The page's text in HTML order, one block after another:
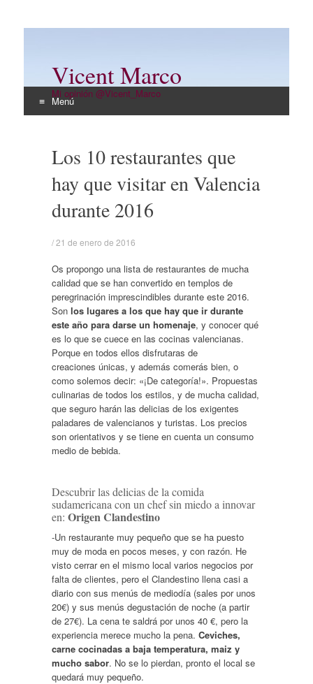
Vicent Marco
Mi opinión @Vicent_Marco
Menú
contenidoLos 10 restaurantes que
hay que visitar en Valencia
durante 2016
/21 de enero de 2016
Os propongo una lista de restaurantes de mucha
calidad que se han convertido en templos de
peregrinación imprescindibles durante este 2016.
Son los lugares a los que hay que ir durante
este año para darse un homenaje, y conocer qué
es lo que se cuece en las cocinas valencianas.
Porque en todos ellos disfrutaras de
creaciones únicas, y además comerás bien, o
como solemos decir: «¡De categoría!». Propuestas
culinarias de todos los estilos, y de mucha calidad,
que seguro harán las delicias de los exigentes
paladares de valencianos y turistas. Los precios
son orientativos y se tiene en cuenta un consumo
medio de bebida.
Descubrir las delicias de la comida
sudamericana con un chef sin miedo a innovar
en: Origen Clandestino
-Un restaurante muy pequeño que se ha puesto
muy de moda en pocos meses, y con razón. He
visto cerrar en el mismo local varios negocios por
falta de clientes, pero el Clandestino llena casi a
diario con sus menús de mediodía (sales por unos
20€) y sus menús degustación de noche (a partir
de 27€). La cena te saldrá por unos 40 €, pero la
experiencia merece mucho la pena. Ceviches,
carne cocinadas a baja temperatura, maiz y
mucho sabor. No se lo pierdan, pronto el local se
quedará muy pequeño.